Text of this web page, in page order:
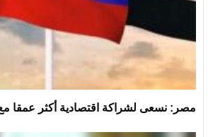
مصر: نسعى لشراكة اقتصادية أكثر عمقا